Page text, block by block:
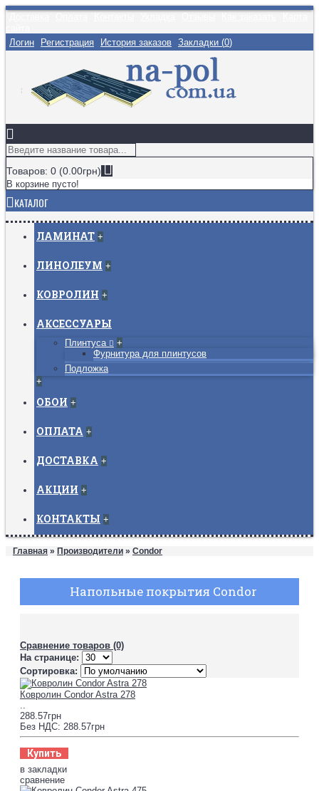
Логин
Регистрация История заказов Закладки (0)
Товаров: 0 (0.00грн)
В корзине пусто!
КАТАЛОГ
ЛАМИНАТ +
ЛИНОЛЕУМ +
КОВРОЛИН +
АКСЕССУАРЫ
Плинтуса
+
Фурнитура для плинтусов
Подложка
+
ОБОИ +
ОПЛАТА +
ДОСТАВКА +
АКЦИИ +
КОНТАКТЫ +
Главная » Производители » Condor
Напольные покрытия Condor
Сравнение товаров (0)
На странице:
Сортировка:
Ковролин Condor Astra 278
288.57грн
Без НДС: 288.57грн
Купить
в закладки
сравнение